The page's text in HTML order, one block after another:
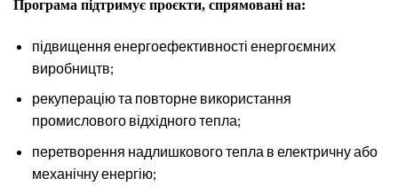
Програма підтримує проєкти, спрямовані на:
підвищення енергоефективності енергоємних
виробництв;
рекуперацію та повторне використання
промислового відхідного тепла;
перетворення надлишкового тепла в електричну або
механічну енергію;